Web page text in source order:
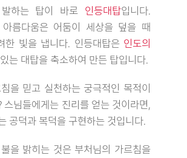
하는 탑이 바로 인등대탑입니다.
아름다움은 어둠이 세상을 덮을 때
한 빛을 냅니다. 인등대탑은 인도의
는 대탑을 축소하여 만든 탑입니다.
을 믿고 실천하는 궁극적인 목적이
스님들에게는 진리를 얻는 것이라면,
공덕과 복덕을 구현하는 것입니다.
을 밝히는 것은 부처님의 가르침을